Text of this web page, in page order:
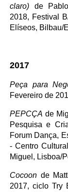
claro) de
2018, Festival
Elíseos, Bilbau/
2017
Peça para
Fevereiro de
PEPCÇA de
Pesquisa e
Forum Dança,
- Centro
Miguel, Lisboa/
Cocoon de
2017, ciclo Try